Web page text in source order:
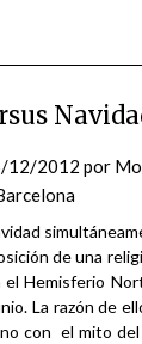
12/2012 por
de una
Hemisferio
La razón de
con el mito